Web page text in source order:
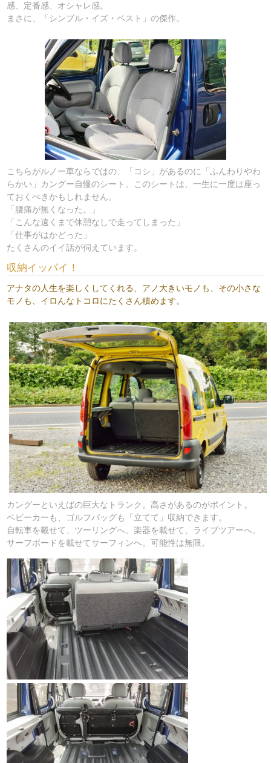
感、定番感、オシャレ感。
まさに、「シンプル・イズ・ベスト」の傑作。
こちらがルノー車ならではの、「コシ」があるのに「ふんわりやわ
らかい」カングー自慢のシート。このシートは、一生に一度は座っ
ておくべきかもしれません。
「腰痛が無くなった。」
「こんな遠くまで休憩なしで走ってしまった」
「仕事がはかどった」
たくさんのイイ話が伺えています。
収納イッパイ！
アナタの人生を楽しくしてくれる、アノ大きいモノも、その小さな
モノも、イロんなトコロにたくさん積めます。
カングーといえばの巨大なトランク。高さがあるのがポイント。
ベビーカーも、ゴルフバッグも「立てて」収納できます。
自転車を載せて、ツーリングへ。楽器を載せて、ライブツアーへ。
サーフボードを載せてサーフィンへ。可能性は無限。